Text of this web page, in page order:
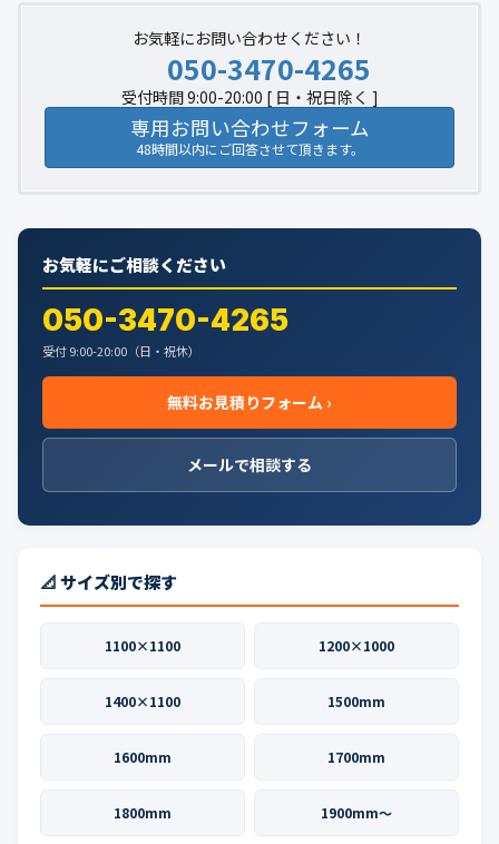
お気軽にお問い合わせください！
050-3470-4265
受付時間 9:00-20:00 [ 日・祝日除く ]
専用お問い合わせフォーム
48時間以内にご回答させて頂きます。
お気軽にご相談ください
050-3470-4265
受付 9:00-20:00（日・祝休）
無料お見積りフォーム ›
メールで相談する
📐 サイズ別で探す
1100×1100 1200×1000
1400×1100 1500mm
1600mm 1700mm
1800mm 1900mm〜